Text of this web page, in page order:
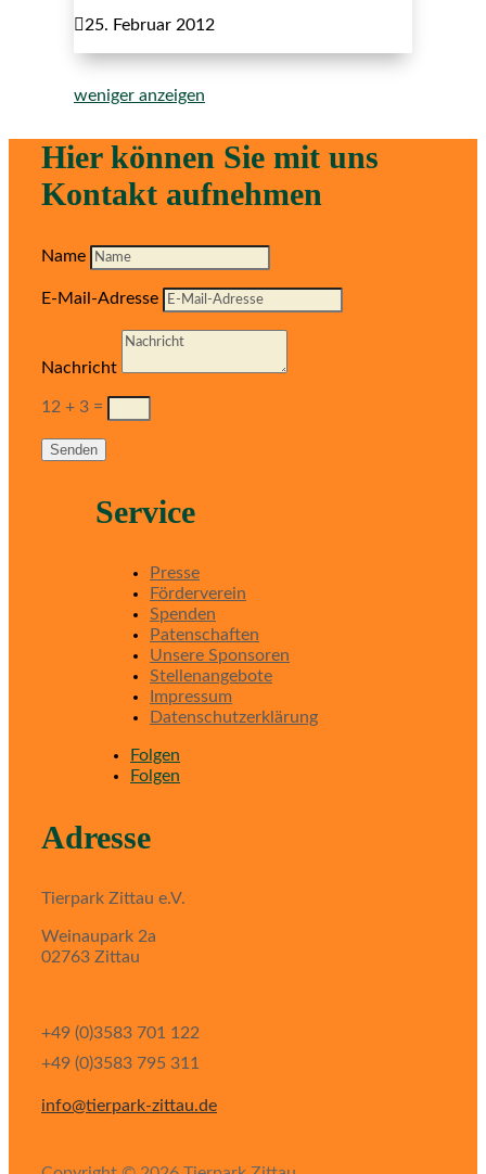
25. Februar 2012
weniger anzeigen
Hier können Sie mit uns
Kontakt aufnehmen
Name
E-Mail-Adresse
Nachricht
12 + 3 =
Senden
Service
Presse
Förderverein
Spenden
Patenschaften
Unsere Sponsoren
Stellenangebote
Impressum
Datenschutzerklärung
Folgen
Folgen
Adresse
Tierpark Zittau e.V.
Weinaupark 2a
02763 Zittau
+49 (0)3583 701 122
+49 (0)3583 795 311
info@tierpark-zittau.de